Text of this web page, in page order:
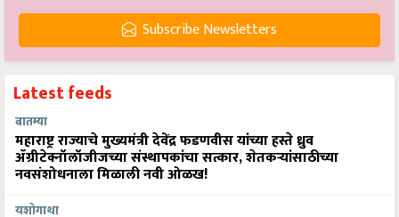
Subscribe Newsletters
Latest feeds
बातम्या
महाराष्ट्र राज्याचे मुख्यमंत्री देवेंद्र फडणवीस यांच्या हस्ते ध्रुव
ॲग्रीटेक्नॉलॉजीजच्या संस्थापकांचा सत्कार, शेतकऱ्यांसाठीच्या
नवसंशोधनाला मिळाली नवी ओळख!
यशोगाथा